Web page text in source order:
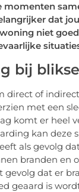
momenten
dat
niet
bij
direct of
met een
komt er heel
kan deze
als gevolg
branden en
gevolg dat er
geaard is